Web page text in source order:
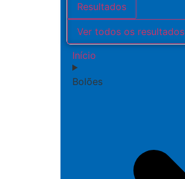
Resultados
Ver todos os resultados
Início
Bolões